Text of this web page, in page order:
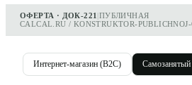
ОФЕРТА · ДОК-221 |ПУБЛИЧНАЯ
CALCAL.RU / KONSTRUKTOR-
Интернет-магазин (B2C)